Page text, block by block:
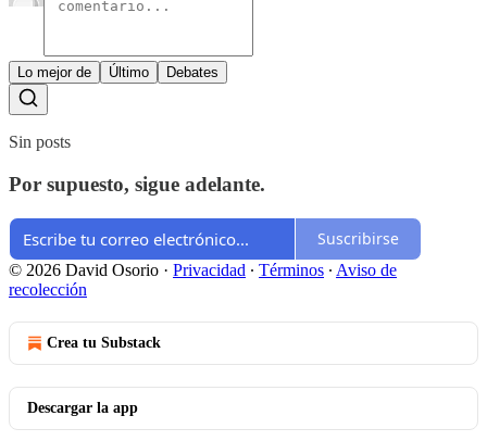
Lo mejor de Último Debates
Sin posts
Por supuesto, sigue adelante.
Suscribirse
© 2026 David Osorio · Privacidad ∙ Términos ∙ Aviso de
recolección
Crea tu Substack
Descargar la app